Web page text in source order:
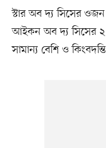
স্টার অব দ্য সিসের
আইকন অব দ্য সিসের ২
সামান্য বেশি ও